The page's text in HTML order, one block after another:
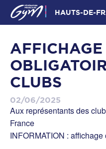
HAUTS-DE-
AFFICHAGE
CLUBS
02/06/2025
Aux représentants des
France
INFORMATION :